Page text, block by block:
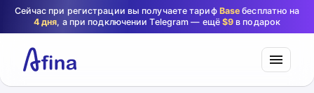
Сейчас при регистрации вы получаете тариф Base бесплатно на
4 дня, а при подключении Telegram — ещё $9 в подарок